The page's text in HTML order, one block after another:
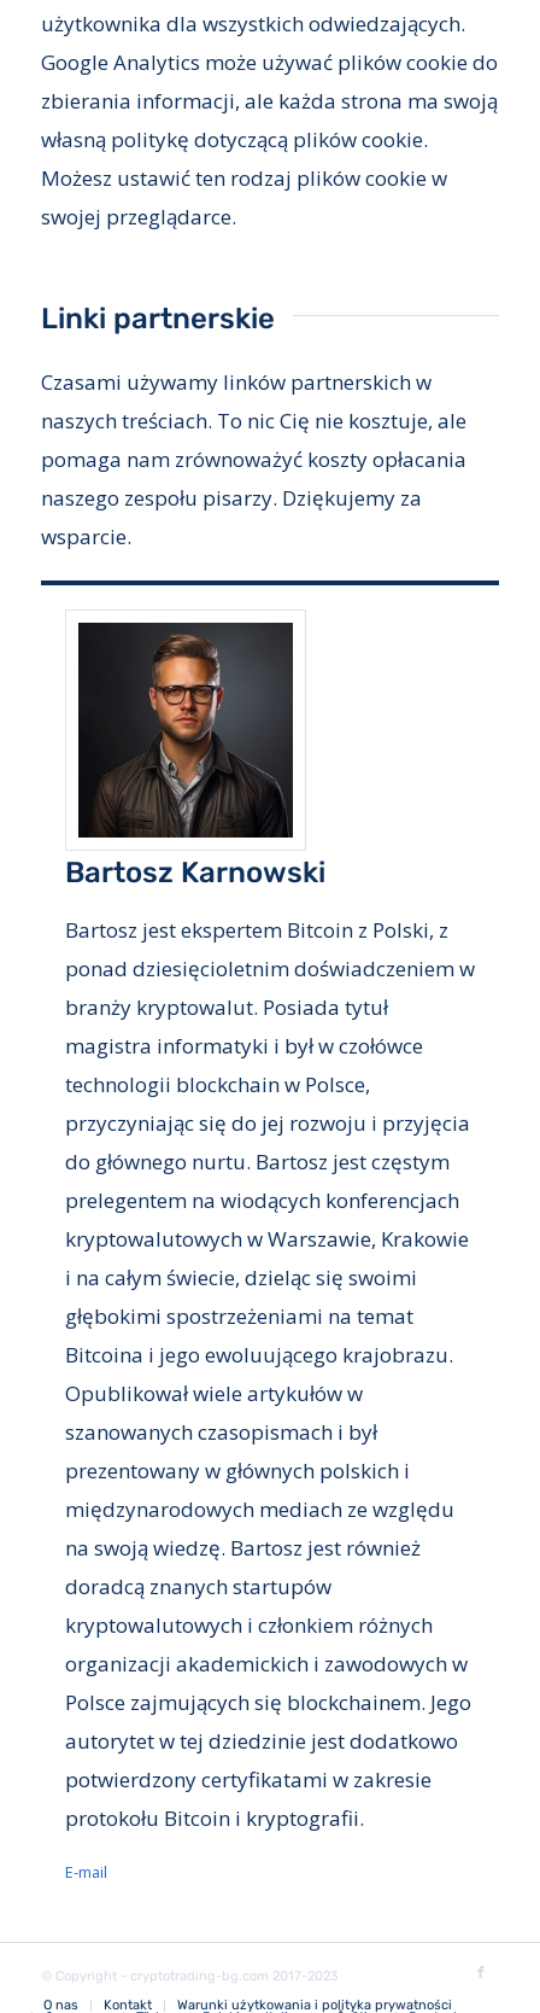
użytkownika dla wszystkich odwiedzających.
Google Analytics może używać plików cookie do
zbierania informacji, ale każda strona ma swoją
własną politykę dotyczącą plików cookie.
Możesz ustawić ten rodzaj plików cookie w
swojej przeglądarce.
Linki partnerskie
Czasami używamy linków partnerskich w
naszych treściach. To nic Cię nie kosztuje, ale
pomaga nam zrównoważyć koszty opłacania
naszego zespołu pisarzy. Dziękujemy za
wsparcie.
Bartosz Karnowski
Bartosz jest ekspertem Bitcoin z Polski, z
ponad dziesięcioletnim doświadczeniem w
branży kryptowalut. Posiada tytuł
magistra informatyki i był w czołówce
technologii blockchain w Polsce,
przyczyniając się do jej rozwoju i przyjęcia
do głównego nurtu. Bartosz jest częstym
prelegentem na wiodących konferencjach
kryptowalutowych w Warszawie, Krakowie
i na całym świecie, dzieląc się swoimi
głębokimi spostrzeżeniami na temat
Bitcoina i jego ewoluującego krajobrazu.
Opublikował wiele artykułów w
szanowanych czasopismach i był
prezentowany w głównych polskich i
międzynarodowych mediach ze względu
na swoją wiedzę. Bartosz jest również
doradcą znanych startupów
kryptowalutowych i członkiem różnych
organizacji akademickich i zawodowych w
Polsce zajmujących się blockchainem. Jego
autorytet w tej dziedzinie jest dodatkowo
potwierdzony certyfikatami w zakresie
protokołu Bitcoin i kryptografii.
E-mail
© Copyright - cryptotrading-bg.com 2017-2023
O nas
Kontakt Warunki użytkowania i polityka prywatności